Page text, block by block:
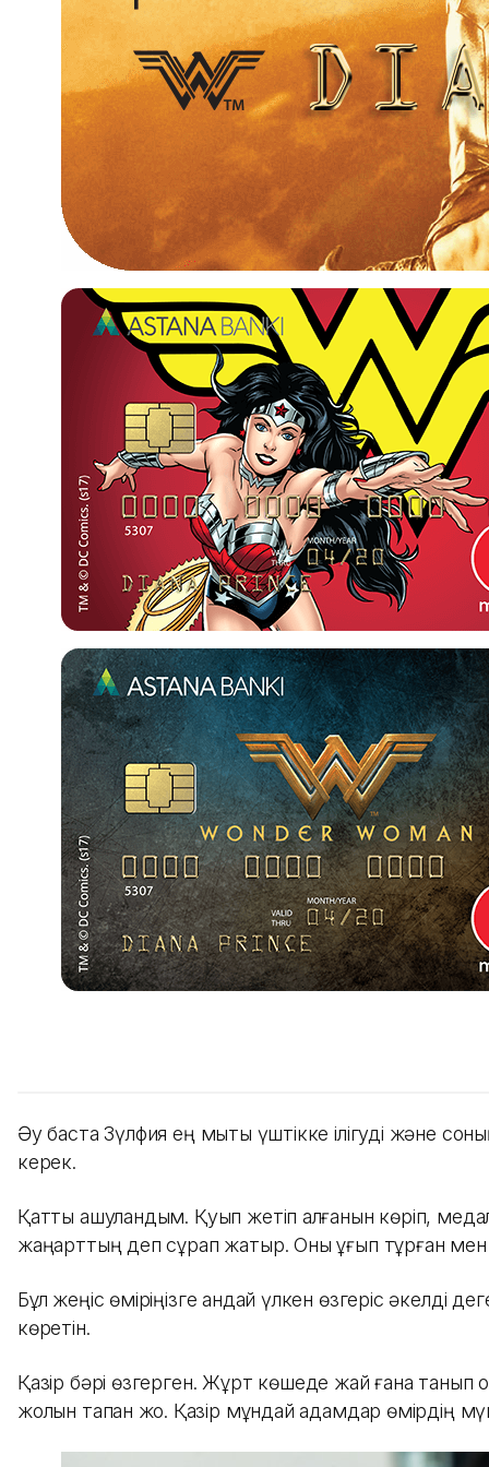
Әу баста Зүлфия ең мықты үштікке ілігуді және
керек.
Қатты ашуландым. Қуып жетіп қалғанын көріп,
жаңарттың деп сұрап жатыр. Оны ұғып тұрған мен
Бұл жеңіс өміріңізге қандай үлкен өзгеріс әкелді
көретін.
Қазір бәрі өзгерген. Жұрт көшеде жай ғана танып
жолын тапқан жоқ. Қазір мұндай адамдар өмірдің